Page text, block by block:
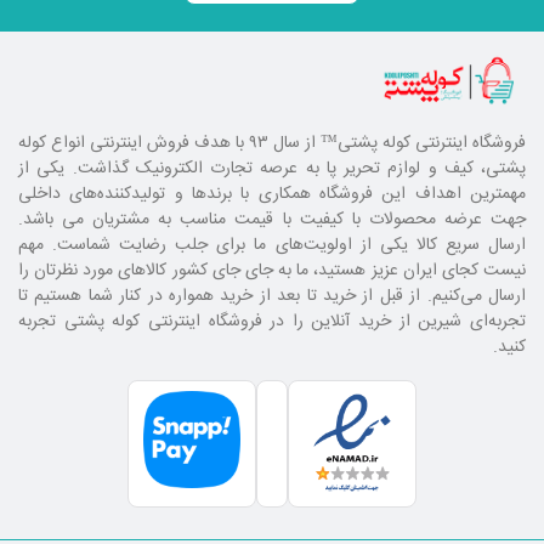
فروشگاه اینترنتی کوله پشتی
™ از سال ۹۳ با هدف فروش اینترنتی انواع کوله
پشتی، کیف و لوازم تحریر پا به عرصه تجارت الکترونیک گذاشت. یکی از
مهمترین اهداف این فروشگاه همکاری با برند‌ها و تولیدکننده‌های داخلی
جهت عرضه محصولات با کیفیت با قیمت مناسب به مشتریان می باشد.
ارسال سریع کالا یکی از اولویت‌های ما برای جلب رضایت شماست. مهم
نیست کجای ایران عزیز هستید، ما به جای جای کشور کالا‌های مورد نظرتان را
ارسال می‌کنیم. از قبل از خرید تا بعد از خرید همواره در کنار شما هستیم تا
تجربه‌ای شیرین از خرید آنلاین را در فروشگاه اینترنتی کوله پشتی تجربه
کنید.